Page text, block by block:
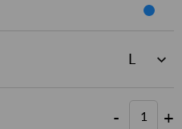
- +